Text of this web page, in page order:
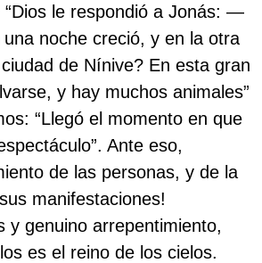
le respondió a Jonás: —
noche creció, y en la otra
de Nínive? En esta gran
y hay muchos animales”
“Llegó el momento en que
Ante eso,
de las personas, y de la
manifestaciones!
y genuino arrepentimiento,
es el reino de los cielos.